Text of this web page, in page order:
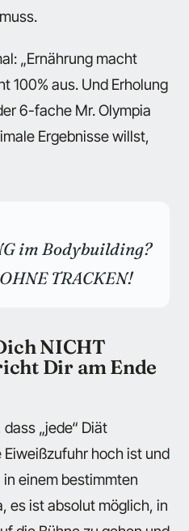
„Ernährung macht
100% aus. Und Erholung
6-fache Mr. Olympia
Ergebnisse willst,
im Bodybuilding?
TRACKEN!
NICHT
Dir am Ende
„jede“ Diät
hoch ist und
einem bestimmten
es ist absolut möglich, in